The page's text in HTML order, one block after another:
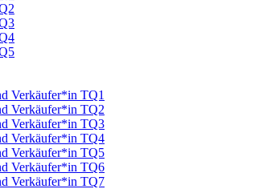
Verkäufer*in TQ1
Verkäufer*in TQ2
Verkäufer*in TQ3
Verkäufer*in TQ4
Verkäufer*in TQ5
Verkäufer*in TQ6
Verkäufer*in TQ7